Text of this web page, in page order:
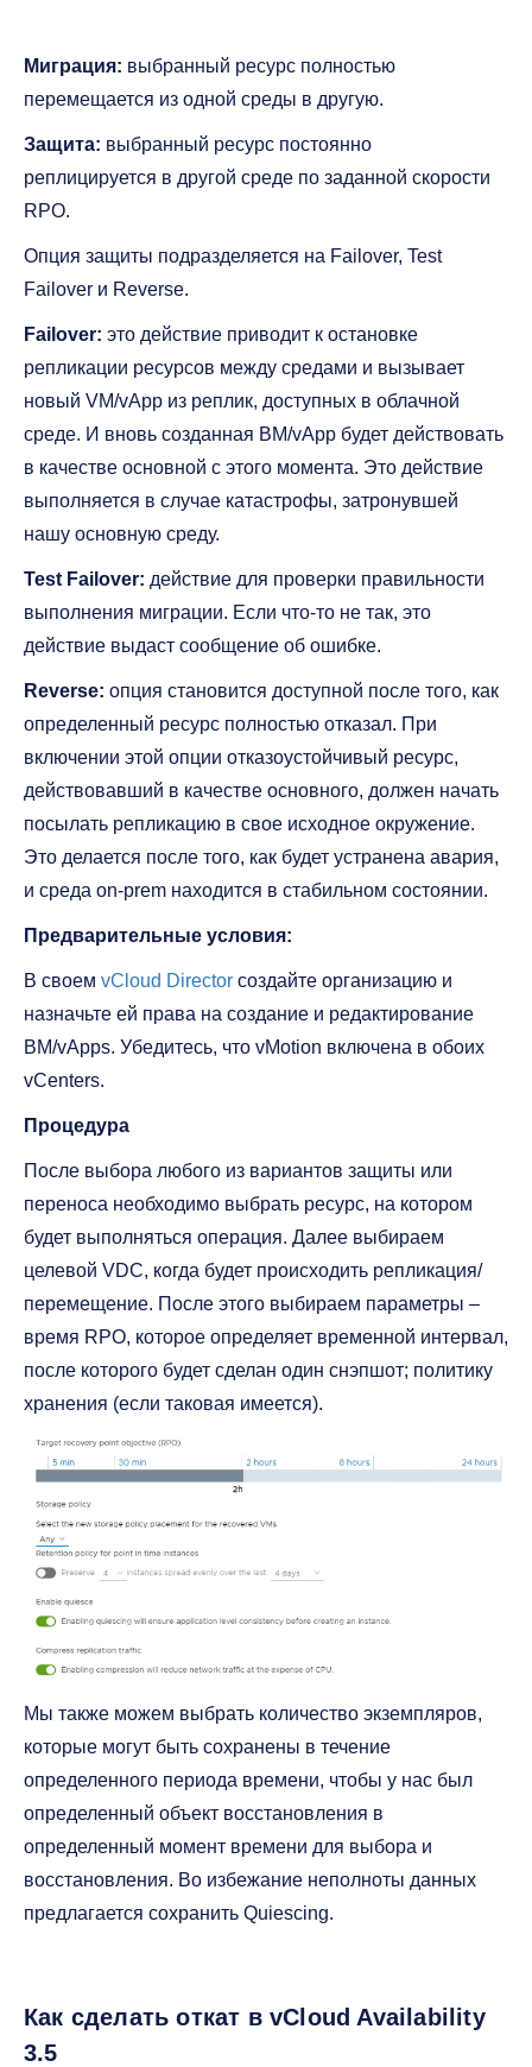
Миграция: выбранный ресурс полностью
перемещается из одной среды в другую.
Защита: выбранный ресурс постоянно
реплицируется в другой среде по заданной скорости
RPO.
Опция защиты подразделяется на Failover, Test
Failover и Reverse.
Failover: это действие приводит к остановке
репликации ресурсов между средами и вызывает
новый VM/vApp из реплик, доступных в облачной
среде. И вновь созданная ВМ/vApp будет действовать
в качестве основной с этого момента. Это действие
выполняется в случае катастрофы, затронувшей
нашу основную среду.
Test Failover: действие для проверки правильности
выполнения миграции. Если что-то не так, это
действие выдаст сообщение об ошибке.
Reverse: опция становится доступной после того, как
определенный ресурс полностью отказал. При
включении этой опции отказоустойчивый ресурс,
действовавший в качестве основного, должен начать
посылать репликацию в свое исходное окружение.
Это делается после того, как будет устранена авария,
и среда on-prem находится в стабильном состоянии.
Предварительные условия:
В своем vCloud Director создайте организацию и
назначьте ей права на создание и редактирование
ВМ/vApps. Убедитесь, что vMotion включена в обоих
vCenters.
Процедура
После выбора любого из вариантов защиты или
переноса необходимо выбрать ресурс, на котором
будет выполняться операция. Далее выбираем
целевой VDC, когда будет происходить репликация/
перемещение. После этого выбираем параметры –
время RPO, которое определяет временной интервал,
после которого будет сделан один снэпшот; политику
хранения (если таковая имеется).
Мы также можем выбрать количество экземпляров,
которые могут быть сохранены в течение
определенного периода времени, чтобы у нас был
определенный объект восстановления в
определенный момент времени для выбора и
восстановления. Во избежание неполноты данных
предлагается сохранить Quiescing.
Как сделать откат в vCloud Availability
3.5